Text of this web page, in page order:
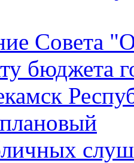
Совета
бюджета